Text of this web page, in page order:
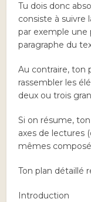
Tu dois donc
consiste à suivre
par exemple
paragraphe du
Au contraire, ton
rassembler les
deux ou trois
Si on résume,
axes de lectures
mêmes
Ton plan détaillé
Introduction